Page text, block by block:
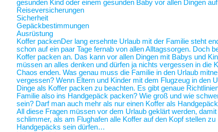
gesunden Kind oder einem gesunden Baby vor allen Dingen
Reiseversicherungen
Sicherheit
Gepäckbestimmungen
Ausrüstung
Koffer packenDer lang ersehnte Urlaub mit der Familie steht
schon auf ein paar Tage fernab von allen Alltagssorgen. Doch
Koffer packen an. Das kann vor allen Dingen mit Babys und
müssen an alles denken und dürfen ja nichts vergessen in die
Chaos enden. Was genau muss die Familie in den Urlaub
vergessen? Wenn Eltern und Kinder mit dem Flugzeug in den
Dinge als Koffer packen zu beachten. Es gibt genaue
Familie also ins Handgepäck packen? Wie groß und wie
sein? Darf man auch mehr als nur einen Koffer als
All diese Fragen müssen vor dem Urlaub geklärt werden,
schlimmer, als am Flughafen alle Koffer auf den Kopf stellen
Handgepäcks sein dürfen…